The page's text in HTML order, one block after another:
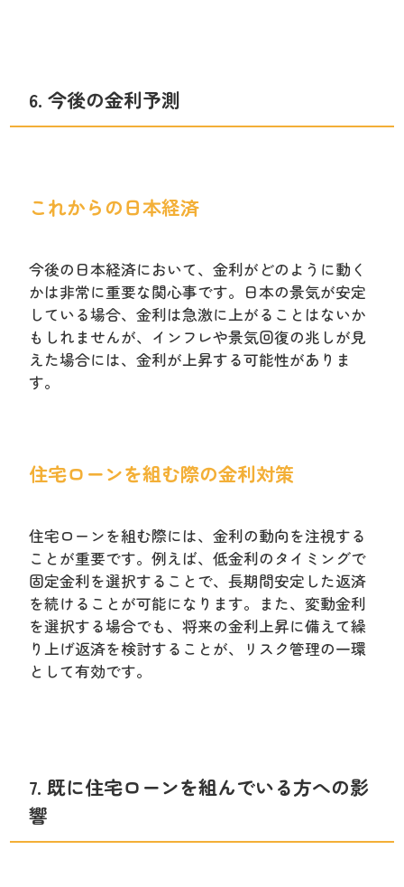
6. 今後の金利予測
これからの日本経済
今後の日本経済において、金利がどのように動く
かは非常に重要な関心事です。日本の景気が安定
している場合、金利は急激に上がることはないか
もしれませんが、インフレや景気回復の兆しが見
えた場合には、金利が上昇する可能性がありま
す。
住宅ローンを組む際の金利対策
住宅ローンを組む際には、金利の動向を注視する
ことが重要です。例えば、低金利のタイミングで
固定金利を選択することで、長期間安定した返済
を続けることが可能になります。また、変動金利
を選択する場合でも、将来の金利上昇に備えて繰
り上げ返済を検討することが、リスク管理の一環
として有効です。
7. 既に住宅ローンを組んでいる方への影
響